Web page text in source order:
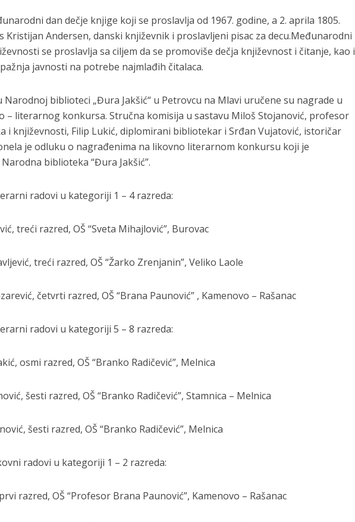
dan dečje knjige koji se proslavlja od 1967. godine, a 2. aprila 1805.
Kristijan Andersen, danski književnik i proslavljeni pisac za decu.Međunarodni
se proslavlja sa ciljem da se promoviše dečja književnost i čitanje, kao i
javnosti na potrebe najmlađih čitalaca.
Narodnoj biblioteci „Đura Jakšić“ u Petrovcu na Mlavi uručene su nagrade u
– literarnog konkursa. Stručna komisija u sastavu Miloš Stojanović, profesor
i književnosti, Filip Lukić, diplomirani bibliotekar i Srđan Vujatović, istoričar
je odluku o nagrađenima na likovno literarnom konkursu koji je
biblioteka “Đura Jakšić”.
radovi u kategoriji 1 – 4 razreda:
treći razred, OŠ “Sveta Mihajlović”, Burovac
treći razred, OŠ “Žarko Zrenjanin”, Veliko Laole
četvrti razred, OŠ “Brana Paunović” , Kamenovo – Rašanac
radovi u kategoriji 5 – 8 razreda:
osmi razred, OŠ “Branko Radičević”, Melnica
šesti razred, OŠ “Branko Radičević”, Stamnica – Melnica
šesti razred, OŠ “Branko Radičević”, Melnica
radovi u kategoriji 1 – 2 razreda:
razred, OŠ “Profesor Brana Paunović”, Kamenovo – Rašanac